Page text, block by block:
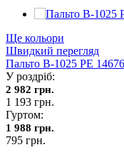
Ще кольори
Швидкий перегляд
Пальто В-1025 PE
У роздріб:
2 982 грн.
1 193 грн.
Гуртом:
1 988 грн.
795 грн.